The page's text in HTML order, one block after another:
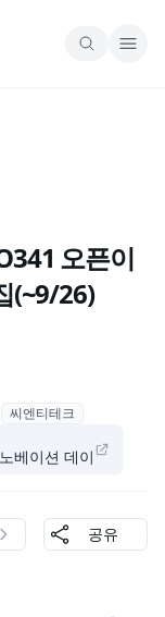
오픈이
(~9/26)
씨엔티테크
베이션 데이
공유